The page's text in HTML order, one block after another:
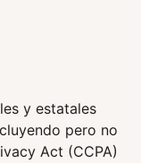
y estatales
pero no
Act (CCPA)